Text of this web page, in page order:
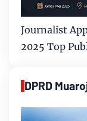
Journalist
2025 Top
DPRD